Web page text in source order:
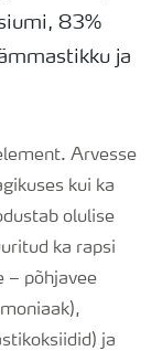
83%
ja
Arvesse
kui ka
olulise
ka rapsi
– põhjavee
ja